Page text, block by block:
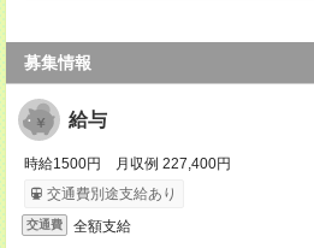
募集情報
給与
時給1500円 月収例 227,400円
交通費別途支給あり
交通費 全額支給